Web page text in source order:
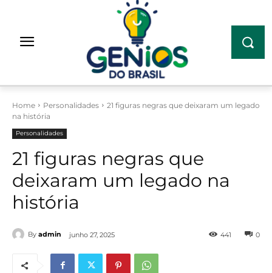
Home Personalidades
21 figuras negras que deixaram um legado
na história
Personalidades
21 figuras negras que
deixaram um legado na
história
By admin junho 27, 2025 0
441